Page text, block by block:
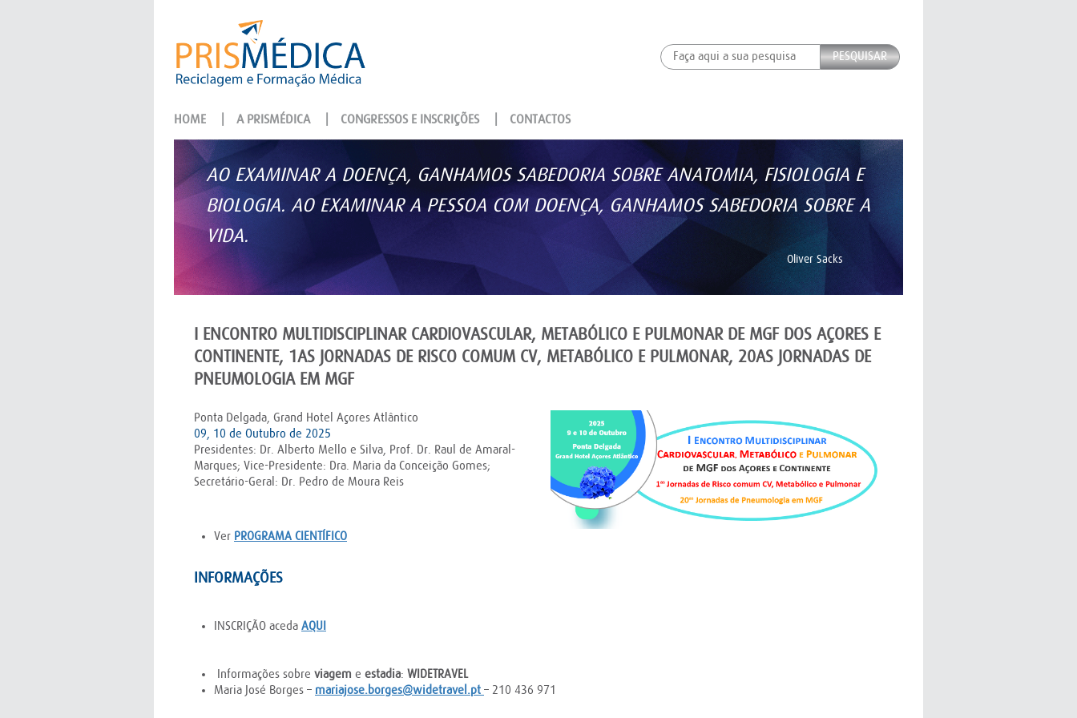
PESQUISAR
HOME A PRISMÉDICA CONGRESSOS E INSCRIÇÕES CONTACTOS
AO EXAMINAR A DOENÇA, GANHAMOS SABEDORIA SOBRE ANATOMIA, FISIOLOGIA E
BIOLOGIA. AO EXAMINAR A PESSOA COM DOENÇA, GANHAMOS SABEDORIA SOBRE A
VIDA.
Oliver Sacks
I ENCONTRO MULTIDISCIPLINAR CARDIOVASCULAR, METABÓLICO E PULMONAR DE MGF DOS AÇORES E
CONTINENTE, 1AS JORNADAS DE RISCO COMUM CV, METABÓLICO E PULMONAR, 20AS JORNADAS DE
PNEUMOLOGIA EM MGF
Ponta Delgada, Grand Hotel Açores Atlântico
09, 10 de Outubro de 2025
Presidentes: Dr. Alberto Mello e Silva, Prof. Dr. Raul de Amaral-
Marques; Vice-Presidente: Dra. Maria da Conceição Gomes;
Secretário-Geral: Dr. Pedro de Moura Reis
Ver PROGRAMA CIENTÍFICO
INFORMAÇÕES
INSCRIÇÃO aceda AQUI
Informações sobre viagem e estadia: WIDETRAVEL
Maria José Borges – mariajose.borges@widetravel.pt – 210 436 971